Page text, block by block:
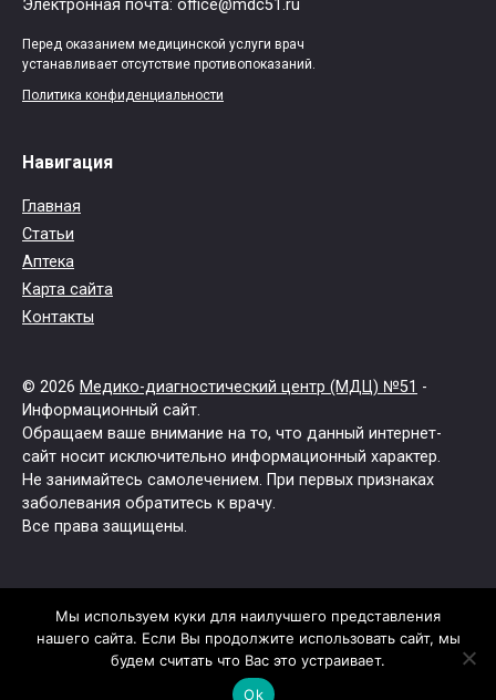
Электронная почта: office@mdc51.ru
Перед оказанием медицинской услуги врач
устанавливает отсутствие противопоказаний.
Политика конфиденциальности
Навигация
Главная
Статьи
Аптека
Карта сайта
Контакты
© 2026 Медико-диагностический центр (МДЦ) №51 -
Информационный сайт.
Обращаем ваше внимание на то, что данный интернет-
сайт носит исключительно информационный характер.
Не занимайтесь самолечением. При первых признаках
заболевания обратитесь к врачу.
Все права защищены.
Мы используем куки для наилучшего представления
нашего сайта. Если Вы продолжите использовать сайт, мы
будем считать что Вас это устраивает.
Ok